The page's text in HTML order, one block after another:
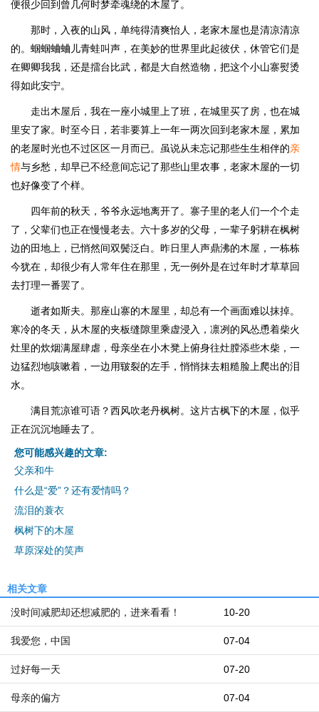
便很少回到曾几何时梦牵魂绕的木屋了。
那时，入夜的山风，单纯得清爽怡人，老家木屋也是清凉清凉
的。蝈蝈蛐蛐儿青蛙叫声，在美妙的世界里此起彼伏，休管它们是
在卿卿我我，还是擂台比武，都是大自然造物，把这个小山寨熨烫
得如此安宁。
走出木屋后，我在一座小城里上了班，在城里买了房，也在城
里安了家。时至今日，若非要算上一年一两次回到老家木屋，累加
的老屋时光也不过区区一月而已。虽说从未忘记那些生生相伴的亲
情与乡愁，却早已不经意间忘记了那些山里农事，老家木屋的一切
也好像变了个样。
四年前的秋天，爷爷永远地离开了。寨子里的老人们一个个走
了，父辈们也正在慢慢老去。六十多岁的父母，一辈子躬耕在枫树
边的田地上，已悄然间双鬓泛白。昨日里人声鼎沸的木屋，一栋栋
今犹在，却很少有人常年住在那里，无一例外是在过年时才草草回
去打理一番罢了。
逝者如斯夫。那座山寨的木屋里，却总有一个画面难以抹掉。
寒冷的冬天，从木屋的夹板缝隙里乘虚浸入，凛冽的风怂恿着柴火
灶里的炊烟满屋肆虐，母亲坐在小木凳上俯身往灶膛添些木柴，一
边猛烈地咳嗽着，一边用皲裂的左手，悄悄抹去粗糙脸上爬出的泪
水。
满目荒凉谁可语？西风吹老丹枫树。这片古枫下的木屋，似乎
正在沉沉地睡去了。
您可能感兴趣的文章:
父亲和牛
什么是“爱”？还有爱情吗？
流泪的蓑衣
枫树下的木屋
草原深处的笑声
相关文章
10-20
没时间减肥却还想减肥的，进来看看！
07-04
我爱您，中国
07-20
过好每一天
07-04
母亲的偏方